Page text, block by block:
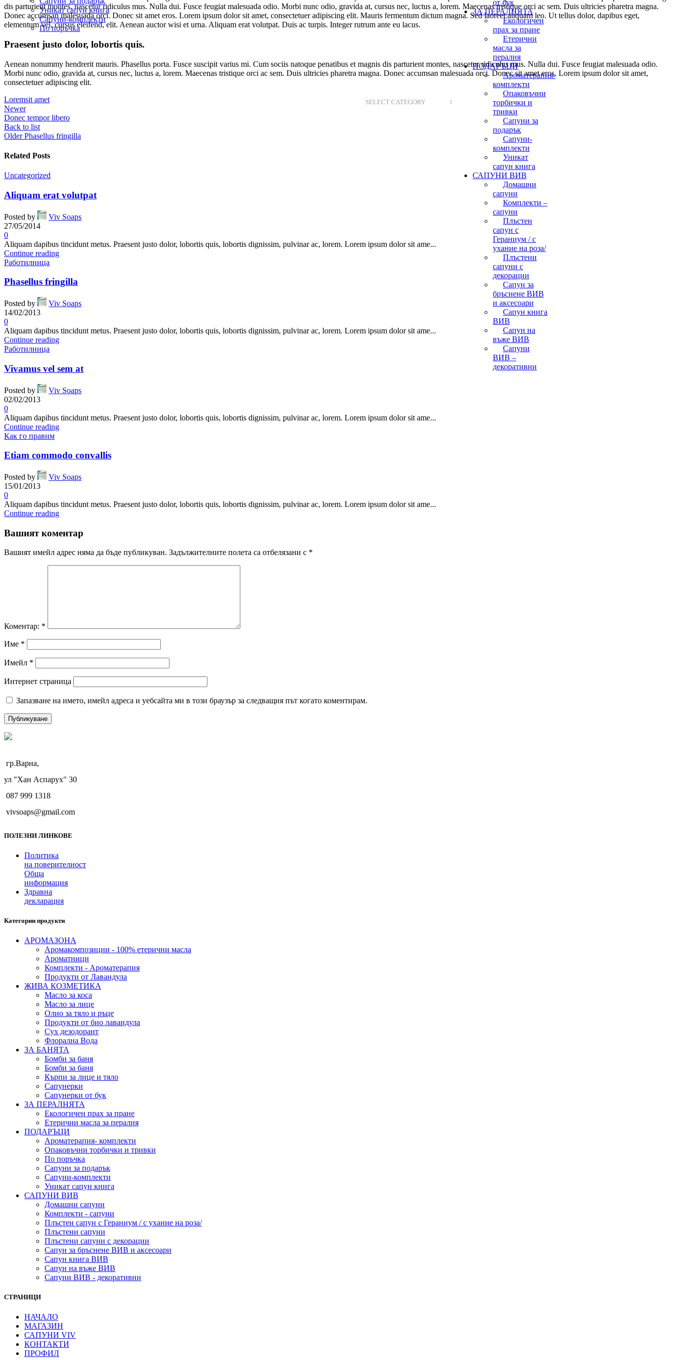
SELECT CATEGORY
от бук
ЗА ПЕРАЛНЯТА
Екологичен
прах за пране
Етерични
масла за
пералня
ПОДАРЪЦИ
Ароматерапия-
комплекти
Опаковъчни
торбички и
тривки
Сапуни за
подарък
Сапуни-
комплекти
Уникат
сапун книга
САПУНИ ВИВ
Домашни
сапуни
Комплекти –
сапуни
Плъстен
сапун с
Гераниум / с
ухание на роза/
Плъстени
сапуни с
декорации
Сапун за
бръснене ВИВ
и аксесоари
Сапун книга
ВИВ
Сапун на
въже ВИВ
Сапуни
ВИВ –
декоративни
Уникат сапун книга
Сапуни-комплекти
По поръчка
dis parturient montes, nascetur ridiculus mus. Nulla dui. Fusce feugiat malesuada odio. Morbi nunc odio, gravida at, cursus nec, luctus a, lorem. Maecenas tristique orci ac sem. Duis ultricies pharetra magna.
Donec accumsan malesuada orci. Donec sit amet eros. Lorem ipsum dolor sit amet, consectetuer adipiscing elit. Mauris fermentum dictum magna. Sed laoreet aliquam leo. Ut tellus dolor, dapibus eget,
elementum vel, cursus eleifend, elit. Aenean auctor wisi et urna. Aliquam erat volutpat. Duis ac turpis. Integer rutrum ante eu lacus.
Praesent justo dolor, lobortis quis.
Aenean nonummy hendrerit mauris. Phasellus porta. Fusce suscipit varius mi. Cum sociis natoque penatibus et magnis dis parturient montes, nascetur ridiculus mus. Nulla dui. Fusce feugiat malesuada odio.
Morbi nunc odio, gravida at, cursus nec, luctus a, lorem. Maecenas tristique orci ac sem. Duis ultricies pharetra magna. Donec accumsan malesuada orci. Donec sit amet eros. Lorem ipsum dolor sit amet,
consectetuer adipiscing elit.
Loremsit amet
Newer
Donec tempor libero
Back to list
Older Phasellus fringilla
Related Posts
Uncategorized
Aliquam erat volutpat
Posted by
Viv Soaps
27/05/2014
0
Aliquam dapibus tincidunt metus. Praesent justo dolor, lobortis quis, lobortis dignissim, pulvinar ac, lorem. Lorem ipsum dolor sit ame...
Continue reading
Работилница
Phasellus fringilla
Posted by
Viv Soaps
14/02/2013
0
Aliquam dapibus tincidunt metus. Praesent justo dolor, lobortis quis, lobortis dignissim, pulvinar ac, lorem. Lorem ipsum dolor sit ame...
Continue reading
Работилница
Vivamus vel sem at
Posted by
Viv Soaps
02/02/2013
0
Aliquam dapibus tincidunt metus. Praesent justo dolor, lobortis quis, lobortis dignissim, pulvinar ac, lorem. Lorem ipsum dolor sit ame...
Continue reading
Как го правим
Etiam commodo convallis
Posted by
Viv Soaps
15/01/2013
0
Aliquam dapibus tincidunt metus. Praesent justo dolor, lobortis quis, lobortis dignissim, pulvinar ac, lorem. Lorem ipsum dolor sit ame...
Continue reading
Вашият коментар
Вашият имейл адрес няма да бъде публикуван. Задължителните полета са отбелязани с *
Коментар: *
Име *
Имейл *
Интернет страница
Запазване на името, имейл адреса и уебсайта ми в този браузър за следващия път когато коментирам.
гр.Варна,
ул "Хан Аспарух" 30
087 999 1318
vivsoaps@gmail.com
ПОЛЕЗНИ ЛИНКОВЕ
Политика
на поверителност
Oбща
информация
Здравна
декларация
Категории продукти
АРОМАЗОНА
Аромакомпозиции - 100% етерични масла
Ароматници
Комплекти - Ароматерапия
Продукти от Лавандула
ЖИВА КОЗМЕТИКА
Масло за коса
Масло за лице
Олио за тяло и ръце
Продукти от био лавандула
Сух дезодорант
Флорална Вода
ЗА БАНЯТА
Бомби за баня
Бомби за баня
Кърпи за лице и тяло
Сапунерки
Сапунерки от бук
ЗА ПЕРАЛНЯТА
Екологичен прах за пране
Етерични масла за пералня
ПОДАРЪЦИ
Ароматерапия- комплекти
Опаковъчни торбички и тривки
По поръчка
Сапуни за подарък
Сапуни-комплекти
Уникат сапун книга
САПУНИ ВИВ
Домашни сапуни
Комплекти - сапуни
Плъстен сапун с Гераниум / с ухание на роза/
Плъстени сапуни
Плъстени сапуни с декорации
Сапун за бръснене ВИВ и аксесоари
Сапун книга ВИВ
Сапун на въже ВИВ
Сапуни ВИВ - декоративни
СТРАНИЦИ
НАЧАЛО
МАГАЗИН
САПУНИ VIV
КОНТАКТИ
ПРОФИЛ